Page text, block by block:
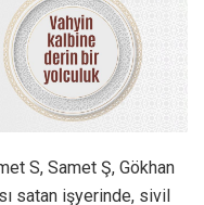
S, Samet Ş, Gökhan
satan işyerinde, sivil